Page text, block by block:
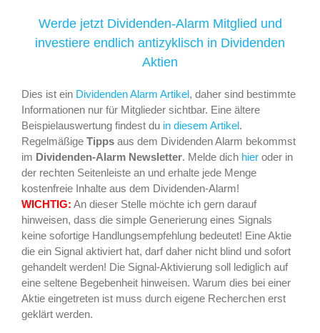
Werde jetzt Dividenden-Alarm Mitglied und
investiere endlich antizyklisch in Dividenden
Aktien
Dies ist ein Dividenden Alarm Artikel, daher sind bestimmte
Informationen nur für Mitglieder sichtbar. Eine ältere
Beispielauswertung findest du in diesem Artikel.
Regelmäßige Tipps aus dem Dividenden Alarm bekommst
im Dividenden-Alarm Newsletter. Melde dich hier oder in
der rechten Seitenleiste an und erhalte jede Menge
kostenfreie Inhalte aus dem Dividenden-Alarm!
WICHTIG: An dieser Stelle möchte ich gern darauf
hinweisen, dass die simple Generierung eines Signals
keine sofortige Handlungsempfehlung bedeutet! Eine Aktie
die ein Signal aktiviert hat, darf daher nicht blind und sofort
gehandelt werden! Die Signal-Aktivierung soll lediglich auf
eine seltene Begebenheit hinweisen. Warum dies bei einer
Aktie eingetreten ist muss durch eigene Recherchen erst
geklärt werden.